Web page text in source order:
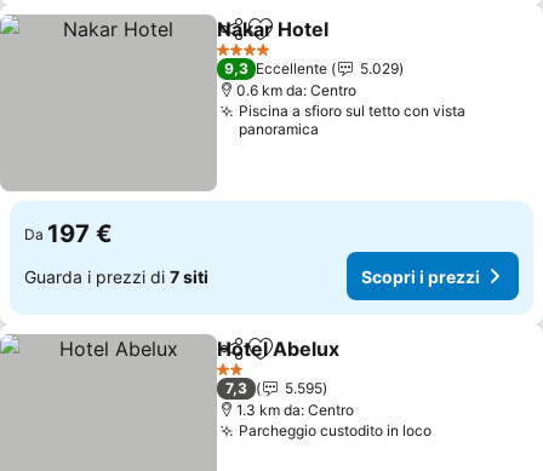
CondividiAggiungi ai preferiti
Nakar Hotel
4 Stelle
9,3 Eccellente
5.029
0.6 km da: Centro
Piscina a sfioro sul tetto con vista
panoramica
Da 197 €
Guarda i prezzi di 7 siti Scopri i prezzi
CondividiAggiungi ai preferiti
Hotel Abelux
2 Stelle
7,3
5.595
1.3 km da: Centro
Parcheggio custodito in locoScopri i